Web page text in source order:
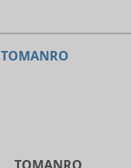
TOMANRO